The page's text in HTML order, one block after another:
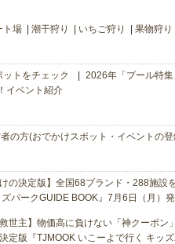
ト場 潮干狩り いちご狩り 果物狩り
トをチェック
2026年「プール特
イベント紹介
の方(おでかけスポット・イベントの登
けの決定版】全国68ブランド・288施設
パークGUIDE BOOK』7月6日（月）発
世主】物価高に負けない「神クーポン
定版『TJMOOK いこーよで行く キッ